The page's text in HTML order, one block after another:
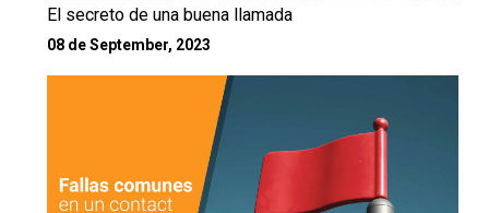
El secreto de una buena llamada
08 de September, 2023